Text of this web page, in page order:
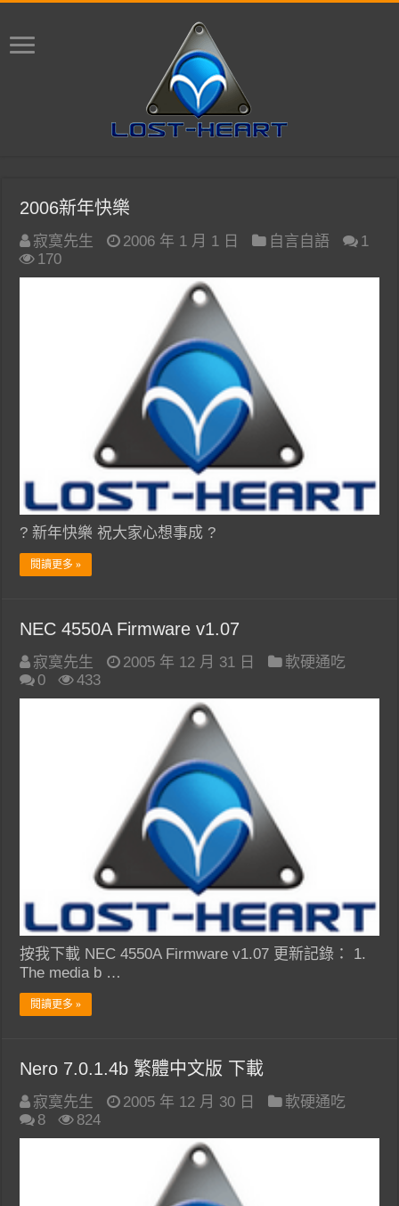
2006新年快樂
寂寞先生 2006 年 1 月 1 日 自言自語
1
170
? 新年快樂 祝大家心想事成 ?
閱讀更多 »
NEC 4550A Firmware v1.07
寂寞先生 2005 年 12 月 31 日
軟硬通吃
0
433
按我下載 NEC 4550A Firmware v1.07 更新記錄： 1.
The media b …
閱讀更多 »
Nero 7.0.1.4b 繁體中文版 下載
寂寞先生 2005 年 12 月 30 日
軟硬通吃
8
824